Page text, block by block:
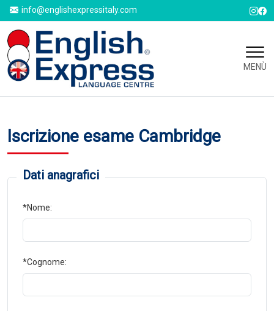
info@englishexpressitaly.com
MENÙ
Iscrizione esame Cambridge
Dati anagrafici
*Nome:
*Cognome: